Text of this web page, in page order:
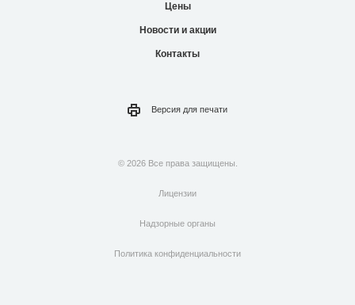
Цены
Новости и акции
Контакты
Версия для печати
© 2026 Все права защищены.
Лицензии
Надзорные органы
Политика конфиденциальности